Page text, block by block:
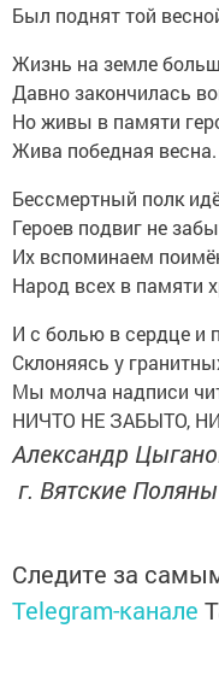
Был поднят той
Жизнь на земле
Давно закончилась
Но живы в памяти
Жива победная весна.
Бессмертный полк
Героев подвиг не
Их вспоминаем
Народ всех в памяти
И с болью в сердце и
Склоняясь у
Мы молча надписи
НИЧТО НЕ ЗАБЫТО,
Александр
г. Вятские
Следите за
Telegram-канале